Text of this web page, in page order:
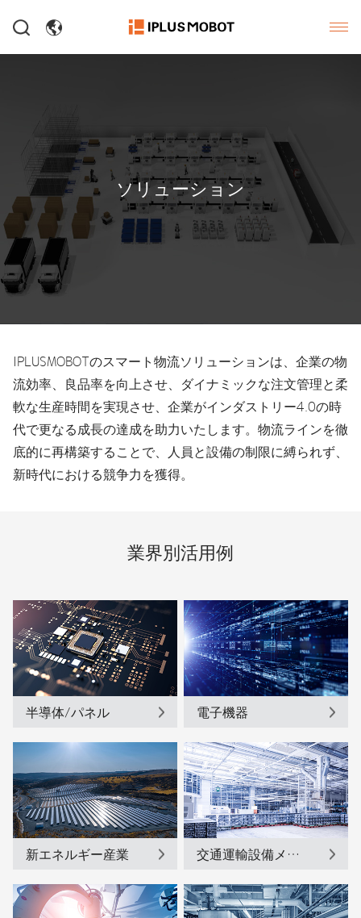
ソリューション
IPLUSMOBOTのスマート物流ソリューションは、企業の物
流効率、良品率を向上させ、ダイナミックな注文管理と柔
軟な生産時間を実現させ、企業がインダストリー4.0の時
代で更なる成長の達成を助力いたします。物流ラインを徹
底的に再構築することで、人員と設備の制限に縛られず、
新時代における競争力を獲得。
業界別活用例
半導体/パネル 電子機器
新エネルギー産業 交通運輸設備メーカー